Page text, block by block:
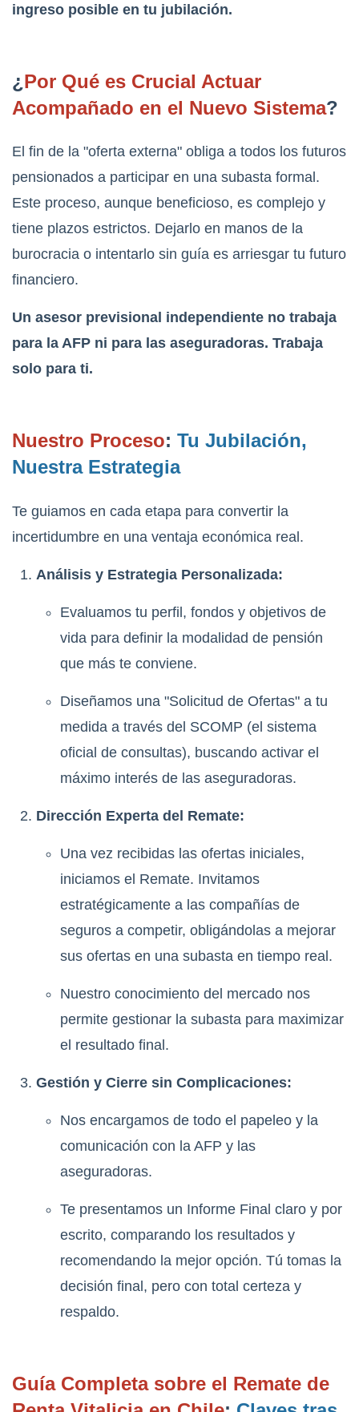
ingreso posible en tu jubilación.
¿ Por Qué es Crucial Actuar
Acompañado en el Nuevo Sistema?
El fin de la "oferta externa" obliga a todos los futuros
pensionados a participar en una subasta formal.
Este proceso, aunque beneficioso, es complejo y
tiene plazos estrictos. Dejarlo en manos de la
burocracia o intentarlo sin guía es arriesgar tu futuro
financiero.
Un asesor previsional independiente no trabaja
para la AFP ni para las aseguradoras. Trabaja
solo para ti.
Nuestro Proceso: Tu Jubilación,
Nuestra Estrategia
Te guiamos en cada etapa para convertir la
incertidumbre en una ventaja económica real.
Análisis y Estrategia Personalizada:
Evaluamos tu perfil, fondos y objetivos de
vida para definir la modalidad de pensión
que más te conviene.
Diseñamos una "Solicitud de Ofertas" a tu
medida a través del SCOMP (el sistema
oficial de consultas), buscando activar el
máximo interés de las aseguradoras.
Dirección Experta del Remate:
Una vez recibidas las ofertas iniciales,
iniciamos el Remate. Invitamos
estratégicamente a las compañías de
seguros a competir, obligándolas a mejorar
sus ofertas en una subasta en tiempo real.
Nuestro conocimiento del mercado nos
permite gestionar la subasta para maximizar
el resultado final.
Gestión y Cierre sin Complicaciones:
Nos encargamos de todo el papeleo y la
comunicación con la AFP y las
aseguradoras.
Te presentamos un Informe Final claro y por
escrito, comparando los resultados y
recomendando la mejor opción. Tú tomas la
decisión final, pero con total certeza y
respaldo.
Guía Completa sobre el Remate de